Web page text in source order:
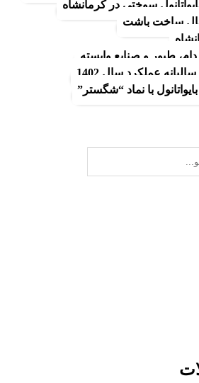
سوختی در کرمانشاه
حال ساخت باشت
دام، طیور و صنایع وابسته
عملکرد سال 1402
با نماد “شگستر”